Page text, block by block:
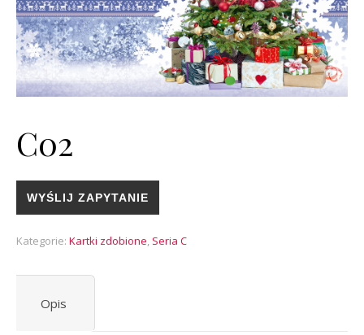
C02
WYŚLIJ ZAPYTANIE
Kategorie: Kartki zdobione Seria C
Opis